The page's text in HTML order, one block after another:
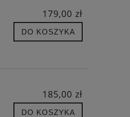
179,00 zł
DO KOSZYKA
185,00 zł
DO KOSZYKA